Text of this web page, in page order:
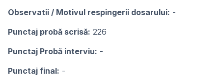
Observatii / Motivul respingerii dosarului: -
Punctaj probă scrisă: 226
Punctaj Probă interviu: -
Punctaj final: -